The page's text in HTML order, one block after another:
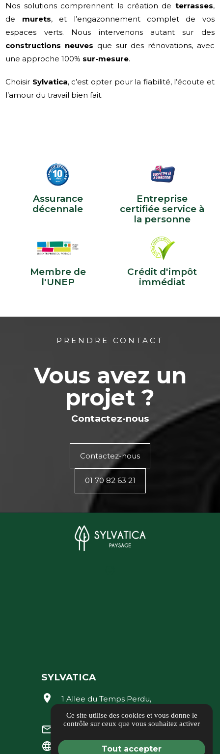
Nos solutions comprennent la création de terrasses,
de murets, et l’engazonnement complet de vos
espaces verts. Nous intervenons autant sur des
constructions neuves que sur des rénovations, avec
une approche 100% sur-mesure.
Choisir Sylvatica, c’est opter pour la fiabilité, l’écoute et
l’amour du travail bien fait.
Assurance
décennale
Entreprise
certifiée service à
la personne
Membre de
l'UNEP
Crédit d'impôt
immédiat
PRENDRE CONTACT
Vous avez un
projet ?
Contactez-nous
Contactez-nous
01 70 82 63 21
SYLVATICA
location_on
1 Allee du Temps Perdu,
77950 RUBELLES
mail_outline commercial@sylvatica.fr
language www.sylvatica.fr
Ce site utilise des cookies et vous donne le
contrôle sur ceux que vous souhaitez activer
Tout accepter